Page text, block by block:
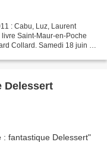
: Cabu, Luz, Laurent
Saint-Maur-en-Poche
Collard. Samedi 18 juin à
Delessert